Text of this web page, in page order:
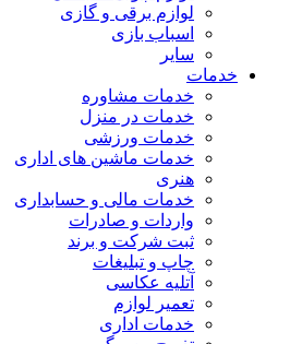
لوازم برقی و گازی
اسباب بازی
سایر
خدمات
خدمات مشاوره
خدمات در منزل
خدمات ورزشی
خدمات ماشین های اداری
هنری
خدمات مالی و حسابداری
واردات و صادرات
ثبت شرکت و برند
چاپ و تبلیغات
آتلیه عکاسی
تعمیر لوازم
خدمات اداری